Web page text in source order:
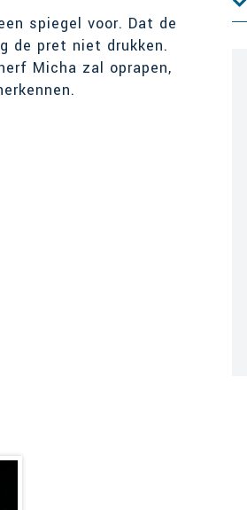
spiegel voor. Dat de
de pret niet drukken.
Micha zal oprapen,